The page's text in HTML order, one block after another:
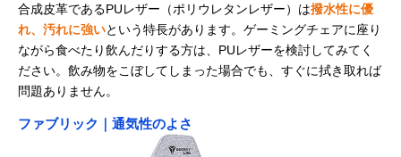
合成皮革であるPUレザー（ポリウレタンレザー）は撥水性に優
れ、汚れに強いという特長があります。ゲーミングチェアに座り
ながら食べたり飲んだりする方は、PUレザーを検討してみてく
ださい。飲み物をこぼしてしまった場合でも、すぐに拭き取れば
問題ありません。
ファブリック｜通気性のよさ